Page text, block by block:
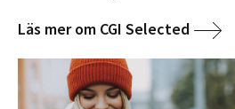
Läs mer om CGI Selected